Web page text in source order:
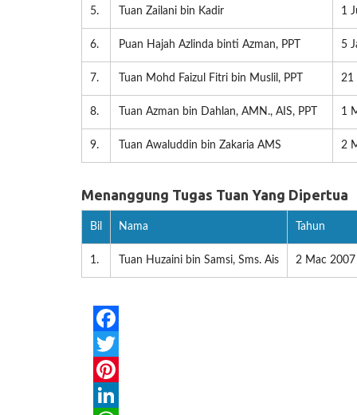
5. Tuan Zailani bin Kadir 1
6. Puan Hajah Azlinda binti Azman, PPT 5
7. Tuan Mohd Faizul Fitri bin Muslil, PPT 21
8. Tuan Azman bin Dahlan, AMN., AIS, PPT 1
9. Tuan Awaluddin bin Zakaria AMS 2
Menanggung Tugas Tuan Yang Dipertua
Bil Nama Tahun
1. Tuan Huzaini bin Samsi, Sms. Ais 2 Mac
Facebook
Twitter
Pinterest